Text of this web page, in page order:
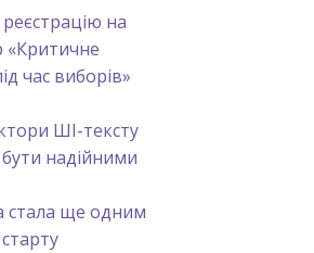
на
«Критичне
час виборів»
ШІ-тексту
надійними
стала ще одним